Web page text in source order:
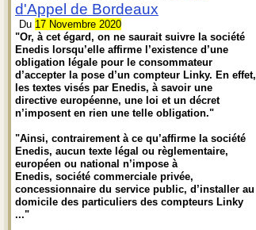
d'Appel de Bordeaux
Du 17 Novembre 2020
"Or, à cet égard, on ne saurait suivre la société
Enedis lorsqu’elle affirme l’existence d’une
obligation légale pour le consommateur
d’accepter la pose d’un compteur Linky. En effet,
les textes visés par Enedis, à savoir une
directive européenne, une loi et un décret
n’imposent en rien une telle obligation."
"Ainsi, contrairement à ce qu’affirme la société
Enedis, aucun texte légal ou règlementaire,
européen ou national n’impose à
Enedis, société commerciale privée,
concessionnaire du service public, d’installer au
domicile des particuliers des compteurs Linky
..."